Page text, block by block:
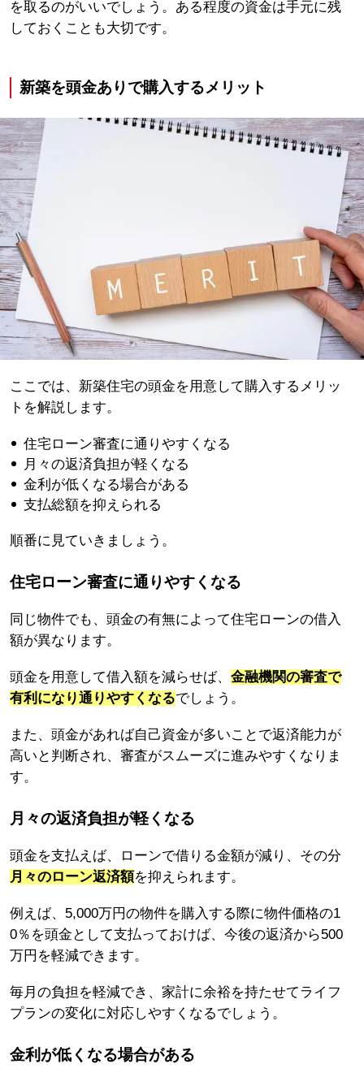
を取るのがいいでしょう。ある程度の資金は手元に残
しておくことも大切です。
新築を頭金ありで購入するメリット
ここでは、新築住宅の頭金を用意して購入するメリッ
トを解説します。
住宅ローン審査に通りやすくなる
月々の返済負担が軽くなる
金利が低くなる場合がある
支払総額を抑えられる
順番に見ていきましょう。
住宅ローン審査に通りやすくなる
同じ物件でも、頭金の有無によって住宅ローンの借入
額が異なります。
頭金を用意して借入額を減らせば、 金融機関の審査で
有利になり通りやすくなるでしょう。
また、頭金があれば自己資金が多いことで返済能力が
高いと判断され、審査がスムーズに進みやすくなりま
す。
月々の返済負担が軽くなる
頭金を支払えば、ローンで借りる金額が減り、その分
月々のローン返済額を抑えられます。
例えば、5,000万円の物件を購入する際に物件価格の1
0％を頭金として支払っておけば、今後の返済から500
万円を軽減できます。
毎月の負担を軽減でき、家計に余裕を持たせてライフ
プランの変化に対応しやすくなるでしょう。
金利が低くなる場合がある